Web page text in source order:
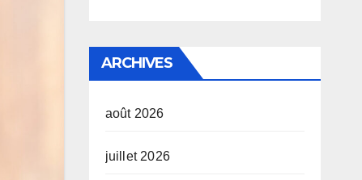
ARCHIVES
août 2026
juillet 2026